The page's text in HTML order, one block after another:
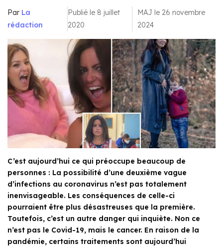
Par La
rédaction
Publié le 8 juillet
2020
MAJ le 26 novembre
2024
C’est aujourd’hui ce qui préoccupe beaucoup de
personnes : La possibilité d’une deuxième vague
d’infections au coronavirus n’est pas totalement
inenvisageable. Les conséquences de celle-ci
pourraient être plus désastreuses que la première.
Toutefois, c’est un autre danger qui inquiète. Non ce
n’est pas le Covid-19, mais le cancer. En raison de la
pandémie, certains traitements sont aujourd’hui